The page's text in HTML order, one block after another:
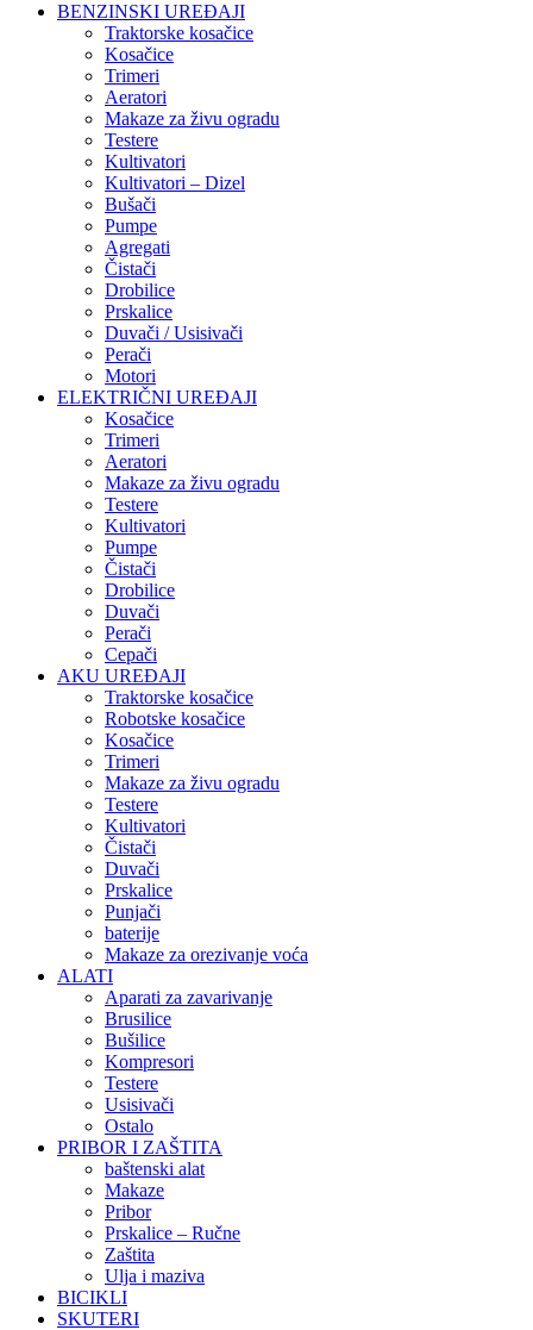
BENZINSKI UREĐAJI
Traktorske kosačice
Kosačice
Trimeri
Aeratori
Makaze za živu ogradu
Testere
Kultivatori
Kultivatori – Dizel
Bušači
Pumpe
Agregati
Čistači
Drobilice
Prskalice
Duvači / Usisivači
Perači
Motori
ELEKTRIČNI UREĐAJI
Kosačice
Trimeri
Aeratori
Makaze za živu ogradu
Testere
Kultivatori
Pumpe
Čistači
Drobilice
Duvači
Perači
Cepači
AKU UREĐAJI
Traktorske kosačice
Robotske kosačice
Kosačice
Trimeri
Makaze za živu ogradu
Testere
Kultivatori
Čistači
Duvači
Prskalice
Punjači
baterije
Makaze za orezivanje voća
ALATI
Aparati za zavarivanje
Brusilice
Bušilice
Kompresori
Testere
Usisivači
Ostalo
PRIBOR I ZAŠTITA
baštenski alat
Makaze
Pribor
Prskalice – Ručne
Zaštita
Ulja i maziva
BICIKLI
SKUTERI